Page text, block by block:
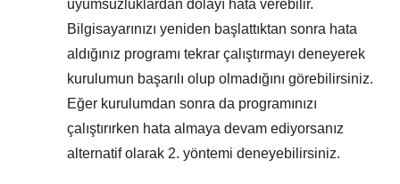
uyumsuzluklardan dolayı hata verebilir.
Bilgisayarınızı yeniden başlattıktan sonra hata
aldığınız programı tekrar çalıştırmayı deneyerek
kurulumun başarılı olup olmadığını görebilirsiniz.
Eğer kurulumdan sonra da programınızı
çalıştırırken hata almaya devam ediyorsanız
alternatif olarak 2. yöntemi deneyebilirsiniz.